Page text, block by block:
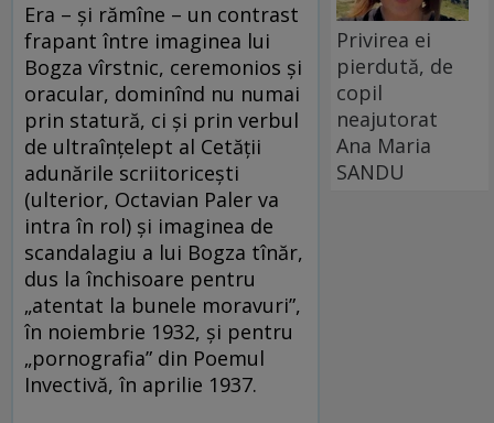
Era – şi rămîne – un contrast
frapant între imaginea lui
Bogza vîrstnic, ceremonios şi
oracular, dominînd nu numai
prin statură, ci şi prin verbul
de ultraînţelept al Cetăţii
adunările scriitoriceşti
(ulterior, Octavian Paler va
intra în rol) şi imaginea de
scandalagiu a lui Bogza tînăr,
dus la închisoare pentru
„atentat la bunele moravuri”,
în noiembrie 1932, şi pentru
„pornografia” din Poemul
Invectivă, în aprilie 1937.
Privirea ei
pierdută, de
copil
neajutorat
Ana Maria
SANDU